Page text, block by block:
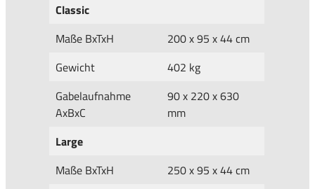
Classic
Maße BxTxH
200 x 95 x 44 cm
Gewicht
402 kg
Gabelaufnahme
AxBxC
90 x 220 x 630
mm
Large
Maße BxTxH
250 x 95 x 44 cm